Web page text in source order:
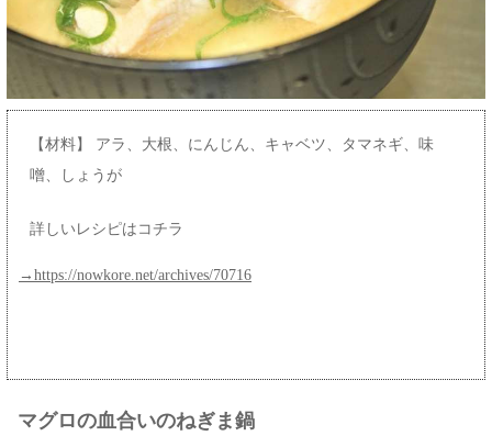
【材料】 アラ、大根、にんじん、キャベツ、タマネギ、味
噌、しょうが
詳しいレシピはコチラ
→https://nowkore.net/archives/70716
マグロの血合いのねぎま鍋